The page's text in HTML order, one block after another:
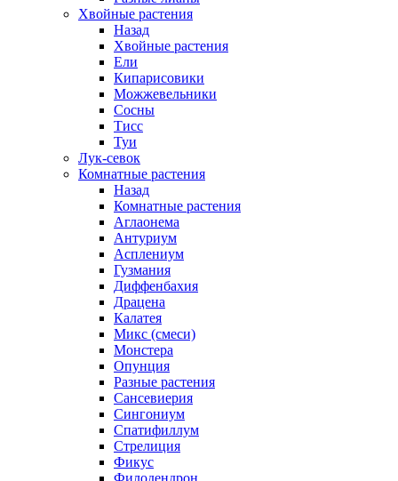
Хвойные растения
Назад
Хвойные растения
Ели
Кипарисовики
Можжевельники
Сосны
Тисс
Туи
Лук-севок
Комнатные растения
Назад
Комнатные растения
Аглаонема
Антуриум
Асплениум
Гузмания
Диффенбахия
Драцена
Калатея
Микс (смеси)
Монстера
Опунция
Разные растения
Сансевиерия
Сингониум
Спатифиллум
Стрелиция
Фикус
Филодендрон